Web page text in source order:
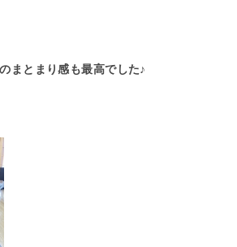
まとまり感も最高でした♪